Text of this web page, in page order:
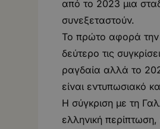
από το 2023 μια
συνεξεταστούν.
Το πρώτο αφορά την
δεύτερο τις
ραγδαία αλλά το
είναι εντυπωσιακό
Η σύγκριση με τη
ελληνική